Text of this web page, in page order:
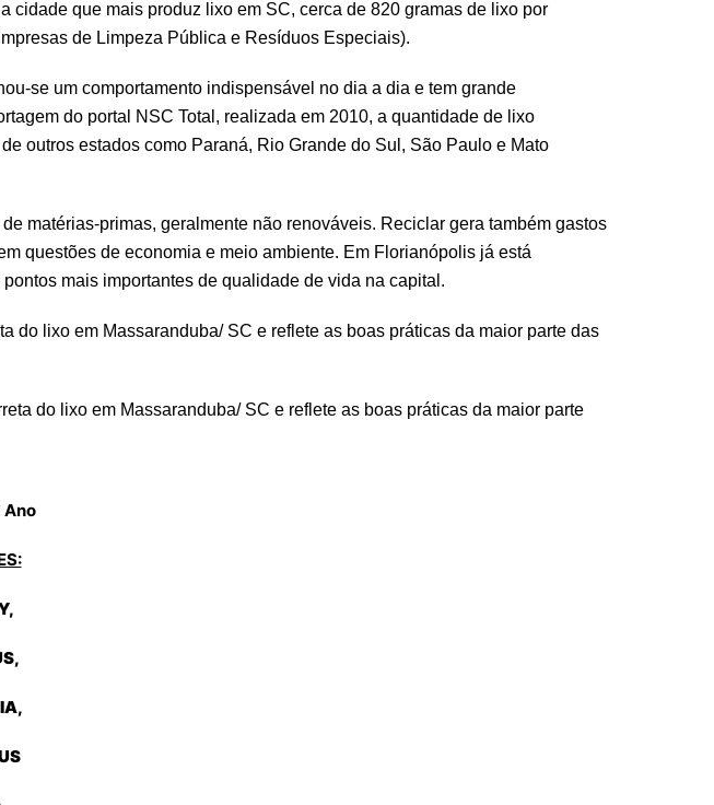
que mais produz lixo em SC, cerca de 820 gramas de lixo por
de Limpeza Pública e Resíduos Especiais).
se um comportamento indispensável no dia a dia e tem grande
do portal NSC Total, realizada em 2010, a quantidade de lixo
outros estados como Paraná, Rio Grande do Sul, São Paulo e Mato
matérias-primas, geralmente não renováveis. Reciclar gera também gastos
questões de economia e meio ambiente. Em Florianópolis já está
mais importantes de qualidade de vida na capital.
do lixo em Massaranduba/ SC e reflete as boas práticas da maior parte das
do lixo em Massaranduba/ SC e reflete as boas práticas da maior parte
Ano